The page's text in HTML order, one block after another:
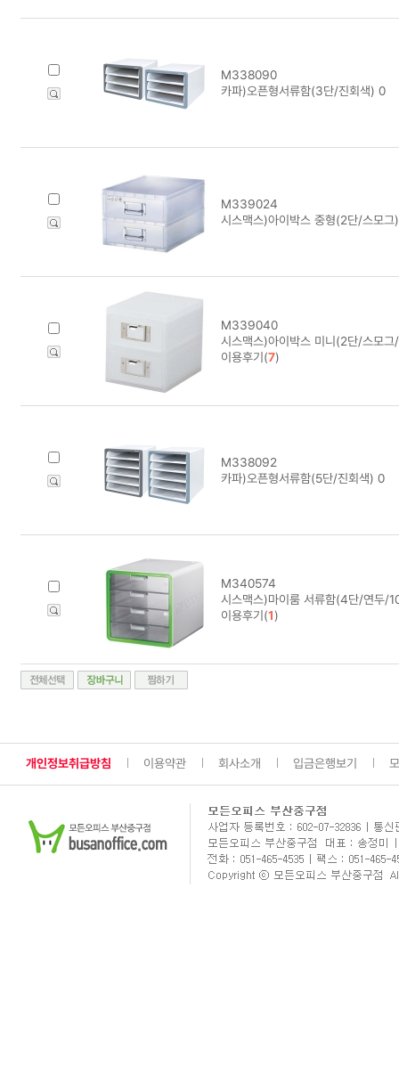
M338090
카파)오픈형서류함(3단/진회색) 0
M339024
시스맥스)아이박스 중형(2단/스모
M339040
시스맥스)아이박스 미니(2단/스모
이용후기(7)
M338092
카파)오픈형서류함(5단/진회색) 0
M340574
시스맥스)마이룸 서류함(4단/연
이용후기(1)
개인정보취급방침 이용약관 회사소개 입금은행보기